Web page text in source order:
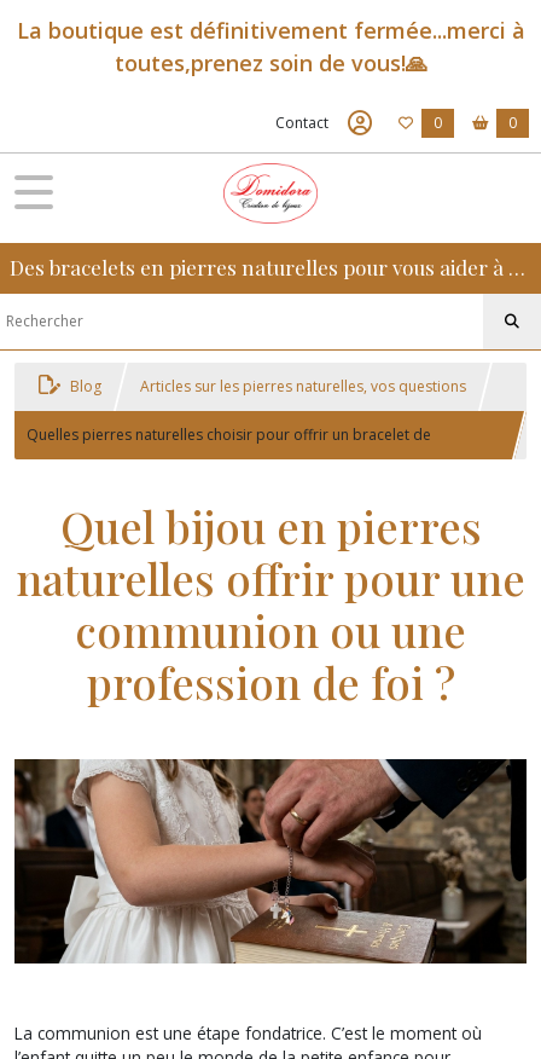
La boutique est définitivement fermée...merci à
toutes,prenez soin de vous!🙏
Contact 0 0
Des bracelets en pierres naturelles pour vous aider à retrouver sérénité, confiance et équilibre au quotidien
Blog Articles sur les pierres naturelles, vos questions
Quelles pierres naturelles choisir pour offrir un bracelet de
Quel bijou en pierres
naturelles offrir pour une
communion ou une
profession de foi ?
La communion est une étape fondatrice. C’est le moment où